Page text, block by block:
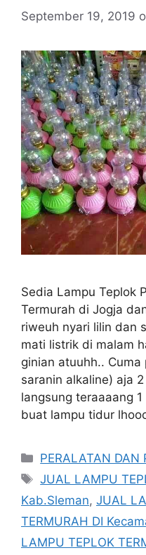
September 19, 2019
Sedia Lampu Teplok
Termurah di Jogja
riweuh nyari lilin dan
mati listrik di malam
ginian atuuhh..
saranin alkaline) aja
langsung teraaaang 1
buat lampu tidur
Kategori
PERALATAN DAN
Tag
JUAL LAMPU
Kab.Sleman, JUAL
TERMURAH DI
LAMPU TEPLOK